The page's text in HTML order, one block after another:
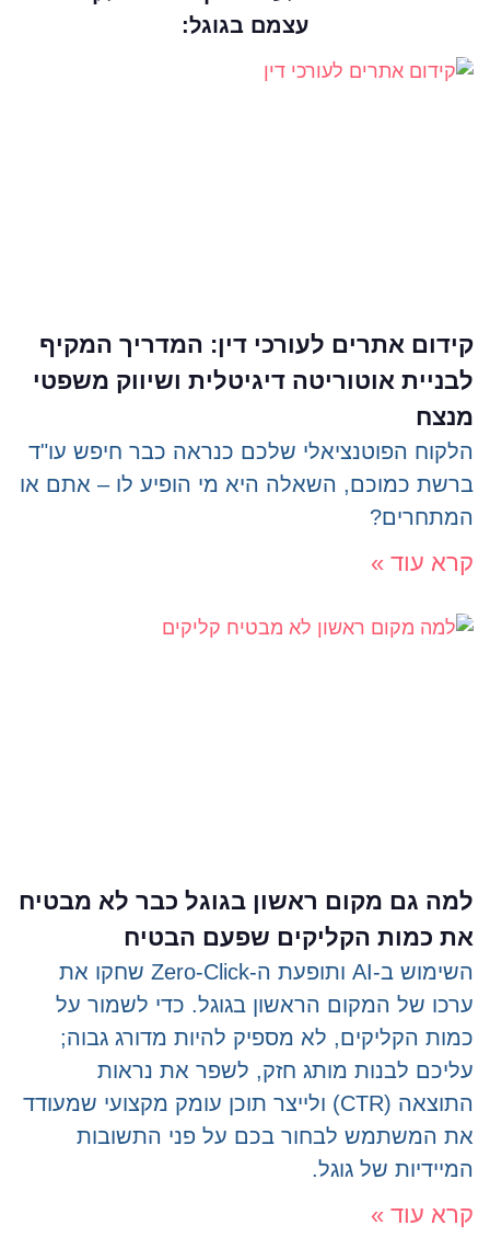
עצמם בגוגל:
קידום אתרים לעורכי דין: המדריך המקיף
לבניית אוטוריטה דיגיטלית ושיווק משפטי
מנצח
הלקוח הפוטנציאלי שלכם כנראה כבר חיפש עו"ד
ברשת כמוכם, השאלה היא מי הופיע לו – אתם או
המתחרים?
קרא עוד »
למה גם מקום ראשון בגוגל כבר לא מבטיח
את כמות הקליקים שפעם הבטיח
השימוש ב-AI ותופעת ה-Zero-Click שחקו את
ערכו של המקום הראשון בגוגל. כדי לשמור על
כמות הקליקים, לא מספיק להיות מדורג גבוה;
עליכם לבנות מותג חזק, לשפר את נראות
התוצאה (CTR) ולייצר תוכן עומק מקצועי שמעודד
את המשתמש לבחור בכם על פני התשובות
המיידיות של גוגל.
קרא עוד »